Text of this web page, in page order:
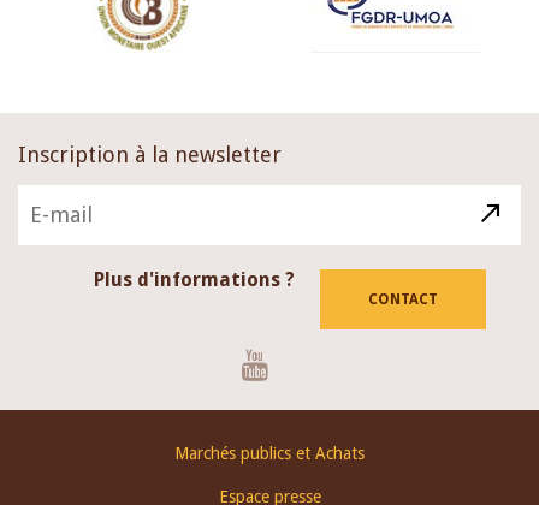
Inscription à la newsletter
Plus d'informations ?
CONTACT
Marchés publics et Achats
Espace presse